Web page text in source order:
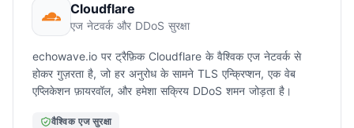
Cloudflare
एज नेटवर्क और DDoS सुरक्षा
echowave.io पर ट्रैफ़िक Cloudflare के वैश्विक एज नेटवर्क से
होकर गुज़रता है, जो हर अनुरोध के सामने TLS एन्क्रिप्शन, एक वेब
एप्लिकेशन फ़ायरवॉल, और हमेशा सक्रिय DDoS शमन जोड़ता है।
वैश्विक एज सुरक्षा